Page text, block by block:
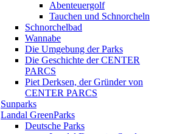
Abenteuergolf
Tauchen und Schnorcheln
Schnorchelbad
Wannabe
Die Umgebung der Parks
Die Geschichte der CENTER
PARCS
Piet Derksen, der Gründer von
CENTER PARCS
Sunparks
Landal GreenParks
Deutsche Parks